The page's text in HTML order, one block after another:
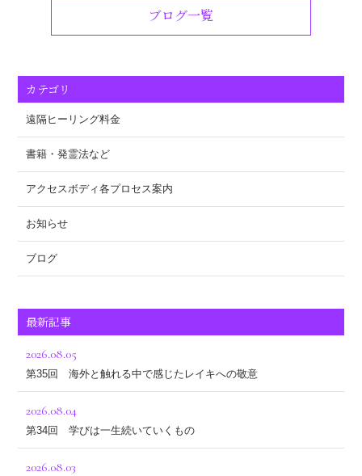
ブログ一覧
カテゴリ
遠隔ヒーリング料金
書籍・発霊法など
アクセスボディ各プロセス案内
お知らせ
ブログ
最新記事
2026.08.05
第35回 海外と触れる中で感じたレイキへの敬意
2026.08.04
第34回 学びは一生続いていくもの
2026.08.03